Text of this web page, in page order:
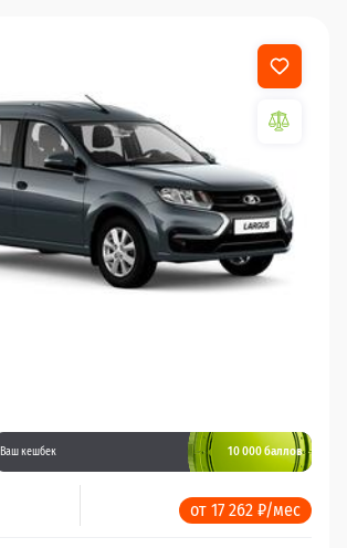
Ваш кешбек 10 000 баллов
от 17 262 ₽/мес